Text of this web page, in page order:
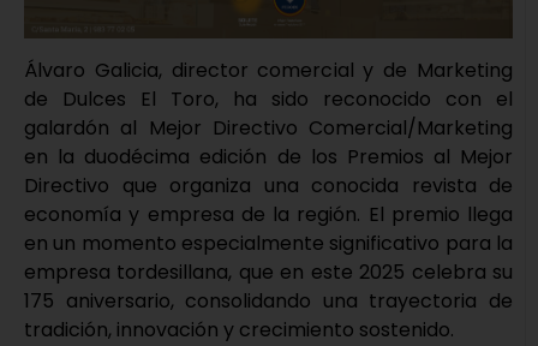
Álvaro Galicia, director comercial y de Marketing
de Dulces El Toro, ha sido reconocido con el
galardón al Mejor Directivo Comercial/Marketing
en la duodécima edición de los Premios al Mejor
Directivo que organiza una conocida revista de
economía y empresa de la región. El premio llega
en un momento especialmente significativo para la
empresa tordesillana, que en este 2025 celebra su
175 aniversario, consolidando una trayectoria de
tradición, innovación y crecimiento sostenido.